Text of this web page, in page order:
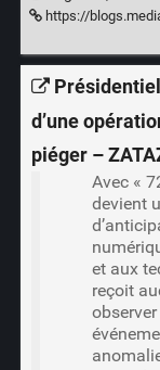
https://blogs.mediapart.fr/romaric-godin/blog/
d’une
piéger –
Avec «
devient
et aux
reçoit